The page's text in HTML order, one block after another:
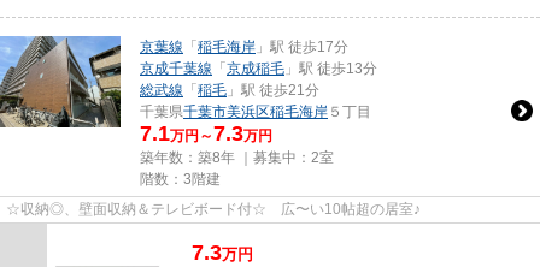
京葉線 「 稲毛海岸 」駅 徒歩17分
京成千葉線 「 京成稲毛 」駅 徒歩13分
総武線 「 稲毛 」駅 徒歩21分
千葉県千葉市美浜区稲毛海岸 ５丁目
7.1万円～7.3万円
築年数：築8年 ｜募集中： 2室
階数：3階建
☆収納◎、壁面収納＆テレビボード付☆ 広〜い10帖超の居室♪
7.3万円